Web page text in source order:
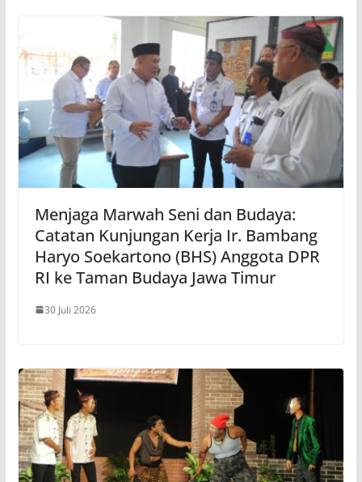
Menjaga Marwah Seni dan Budaya:
Catatan Kunjungan Kerja Ir. Bambang
Haryo Soekartono (BHS) Anggota DPR
RI ke Taman Budaya Jawa Timur
30 Juli 2026